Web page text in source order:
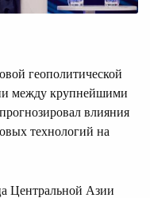
геополитической
между крупнейшими
влияния
технологий на
Центральной Азии